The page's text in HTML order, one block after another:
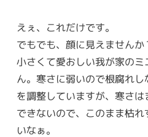
えぇ、これだけです。
でもでも、顔に見えませんか
小さくて愛おしい我が家の
ん。寒さに弱いので根腐れ
を調整していますが、寒さ
できないので、このまま枯
いなぁ。